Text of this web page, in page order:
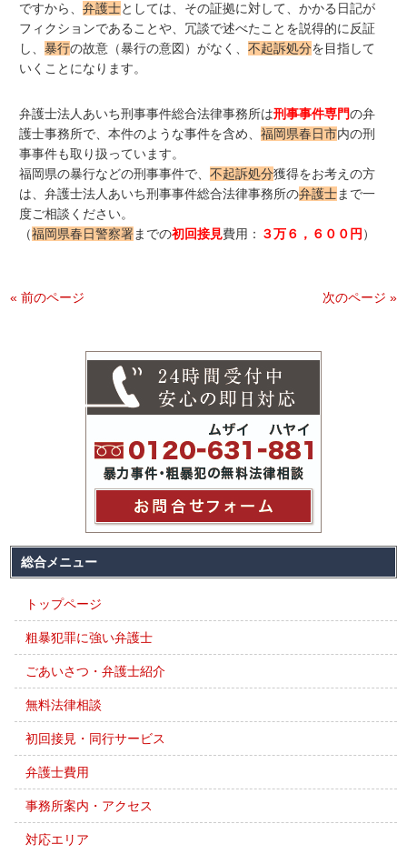
ですから、弁護士としては、その証拠に対して、かかる日記が
フィクションであることや、冗談で述べたことを説得的に反証
し、暴行の故意（暴行の意図）がなく、不起訴処分を目指して
いくことになります。
弁護士法人あいち刑事事件総合法律事務所は刑事事件専門の弁
護士事務所で、本件のような事件を含め、福岡県春日市内の刑
事事件も取り扱っています。
福岡県の暴行などの刑事事件で、不起訴処分獲得をお考えの方
は、弁護士法人あいち刑事事件総合法律事務所の弁護士まで一
度ご相談ください。
（福岡県春日警察署までの初回接見費用： ３万６，６００円 ）
« 前のページ 次のページ »
総合メニュー
トップページ
粗暴犯罪に強い弁護士
ごあいさつ・弁護士紹介
無料法律相談
初回接見・同行サービス
弁護士費用
事務所案内・アクセス
対応エリア